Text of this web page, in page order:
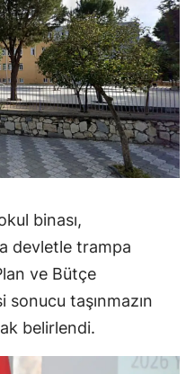
binası,
devletle trampa
ve Bütçe
sonucu taşınmazın
belirlendi.